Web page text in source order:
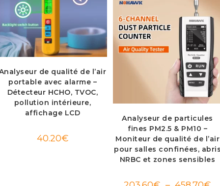
de qualité de l’air
portable avec alarme –
Détecteur HCHO, TVOC,
pollution intérieure,
affichage LCD
40.20€
Analyseur de particules
fines PM2.5 & PM10 –
Moniteur de qualité de l’air
pour salles confinées,
NRBC et zones sensibles